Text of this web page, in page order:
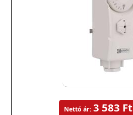
Nettó ár: 3 583 Ft